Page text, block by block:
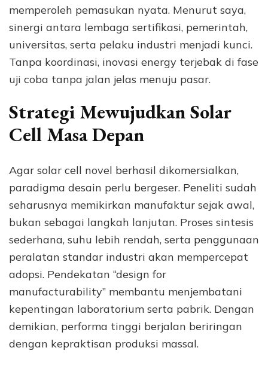
memperoleh pemasukan nyata. Menurut saya,
sinergi antara lembaga sertifikasi, pemerintah,
universitas, serta pelaku industri menjadi kunci.
Tanpa koordinasi, inovasi energy terjebak di fase
uji coba tanpa jalan jelas menuju pasar.
Strategi Mewujudkan Solar
Cell Masa Depan
Agar solar cell novel berhasil dikomersialkan,
paradigma desain perlu bergeser. Peneliti sudah
seharusnya memikirkan manufaktur sejak awal,
bukan sebagai langkah lanjutan. Proses sintesis
sederhana, suhu lebih rendah, serta penggunaan
peralatan standar industri akan mempercepat
adopsi. Pendekatan “design for
manufacturability” membantu menjembatani
kepentingan laboratorium serta pabrik. Dengan
demikian, performa tinggi berjalan beriringan
dengan kepraktisan produksi massal.